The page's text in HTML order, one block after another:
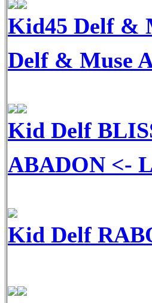
Kid45 Delf &
Delf & Muse
Kid Delf
ABADON <-
Kid Delf